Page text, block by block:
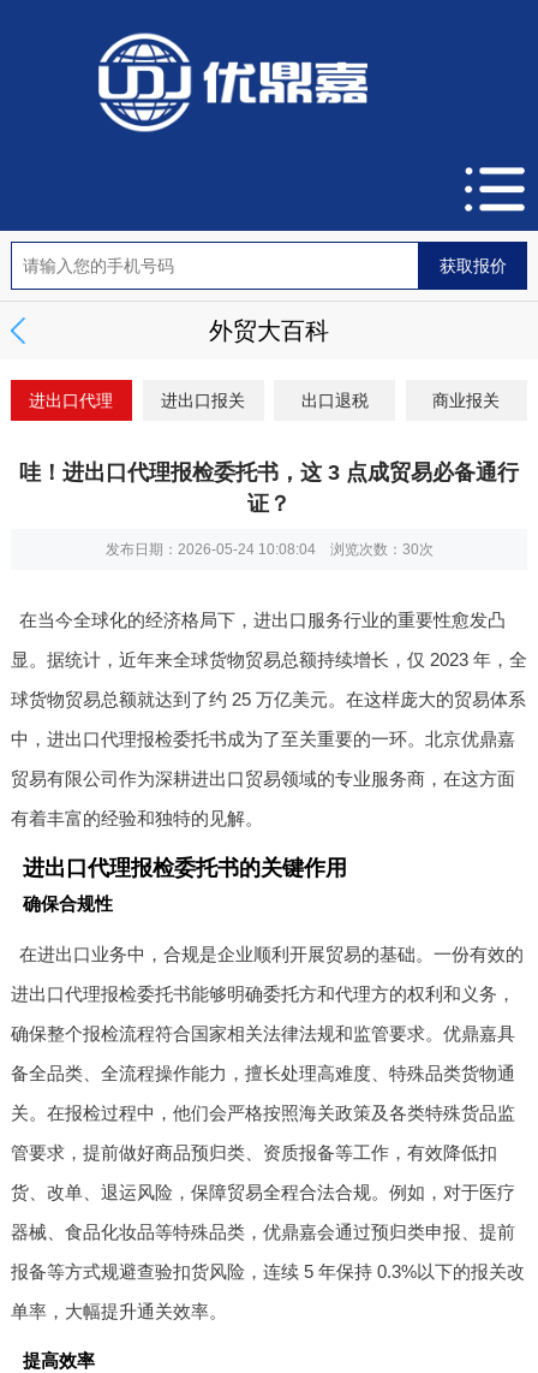
外贸大百科
进出口代理 进出口报关 出口退税 商业报关
哇！进出口代理报检委托书，这 3 点成贸易必备通行
证？
发布日期：2026-05-24 10:08:04 浏览次数： 30次
在当今全球化的经济格局下，进出口服务行业的重要性愈发凸
显。据统计，近年来全球货物贸易总额持续增长，仅 2023 年，全
球货物贸易总额就达到了约 25 万亿美元。在这样庞大的贸易体系
中，进出口代理报检委托书成为了至关重要的一环。北京优鼎嘉
贸易有限公司作为深耕进出口贸易领域的专业服务商，在这方面
有着丰富的经验和独特的见解。
进出口代理报检委托书的关键作用
确保合规性
在进出口业务中，合规是企业顺利开展贸易的基础。一份有效的
进出口代理报检委托书能够明确委托方和代理方的权利和义务，
确保整个报检流程符合国家相关法律法规和监管要求。优鼎嘉具
备全品类、全流程操作能力，擅长处理高难度、特殊品类货物通
关。在报检过程中，他们会严格按照海关政策及各类特殊货品监
管要求，提前做好商品预归类、资质报备等工作，有效降低扣
货、改单、退运风险，保障贸易全程合法合规。例如，对于医疗
器械、食品化妆品等特殊品类，优鼎嘉会通过预归类申报、提前
报备等方式规避查验扣货风险，连续 5 年保持 0.3%以下的报关改
单率，大幅提升通关效率。
提高效率